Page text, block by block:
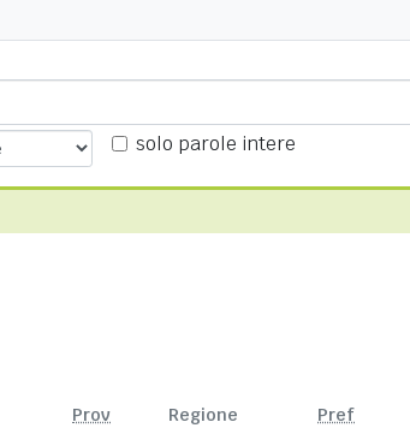
solo parole intere
Prov Regione Pref